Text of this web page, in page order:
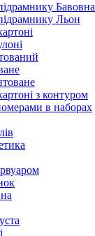
Бавовна
Льон
з контуром
в наборах